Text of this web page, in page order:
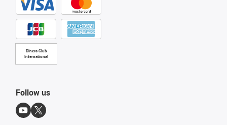
Diners Club
International
Follow us